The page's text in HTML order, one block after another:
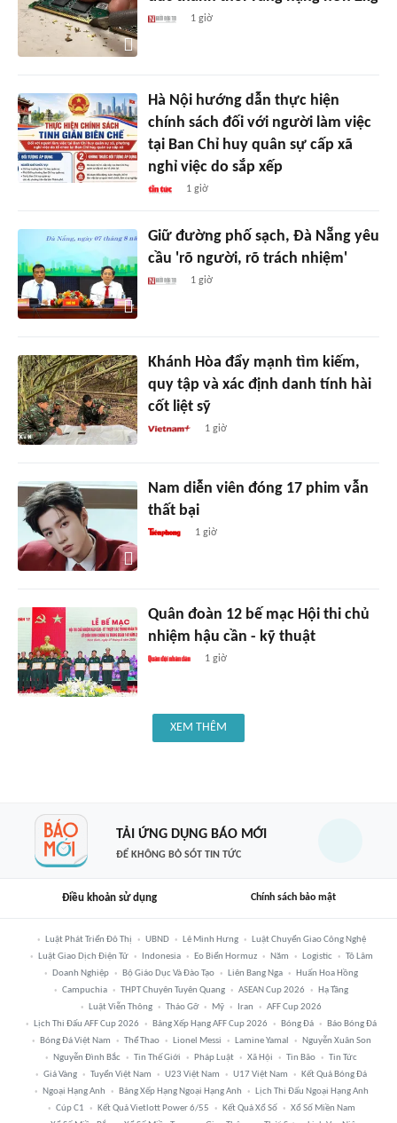
1 giờ
Hà Nội hướng dẫn thực hiện
chính sách đối với người làm việc
tại Ban Chỉ huy quân sự cấp xã
nghỉ việc do sắp xếp
1 giờ
Giữ đường phố sạch, Đà Nẵng yêu
cầu 'rõ người, rõ trách nhiệm'
1 giờ
Khánh Hòa đẩy mạnh tìm kiếm,
quy tập và xác định danh tính hài
cốt liệt sỹ
1 giờ
Nam diễn viên đóng 17 phim vẫn
thất bại
1 giờ
Quân đoàn 12 bế mạc Hội thi chủ
nhiệm hậu cần - kỹ thuật
1 giờ
XEM THÊM
TẢI ỨNG DỤNG BÁO MỚI
ĐỂ KHÔNG BỎ SÓT TIN TỨC
Điều khoản sử dụng Chính sách bảo mật
Luật Phát Triển Đô Thị UBND Lê Minh Hưng
Luật Chuyển Giao Công Nghệ
Luật Giao Dịch Điện Tử
Indonesia Eo Biển Hormuz Năm Logistic
Tô Lâm
Doanh Nghiệp
Bộ Giáo Dục Và Đào Tạo Liên Bang Nga
Huấn Hoa Hồng
Campuchia
THPT Chuyên Tuyên Quang ASEAN Cup 2026
Hạ Tầng
Luật Viễn Thông
Tháo Gỡ Mỹ Iran
AFF Cup 2026
Lịch Thi Đấu AFF Cup 2026
Bảng Xếp Hạng AFF Cup 2026 Bóng Đá
Báo Bóng Đá
Bóng Đá Việt Nam
Thể Thao Lionel Messi Lamine Yamal
Nguyễn Xuân Son
Nguyễn Đình Bắc
Tin Thế Giới Pháp Luật Xã Hội Tin Bão
Tin Tức
Giá Vàng
Tuyển Việt Nam U23 Việt Nam U17 Việt Nam
Kết Quả Bóng Đá
Ngoại Hạng Anh
Bảng Xếp Hạng Ngoại Hạng Anh
Lịch Thi Đấu Ngoại Hạng Anh
Cúp C1
Kết Quả Vietlott Power 6/55 Kết Quả Xổ Số
Xổ Số Miền Nam